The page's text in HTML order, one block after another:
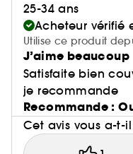
25-34 ans
Acheteur vérifié
Utilise ce produit
J’aime beaucoup
Satisfaite bien
je recommande
Recommande :
Cet avis vous a-t-